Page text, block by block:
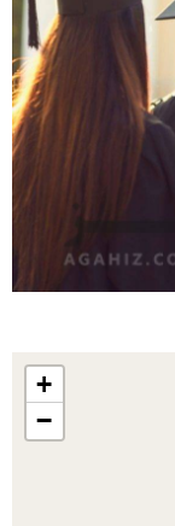
+
−